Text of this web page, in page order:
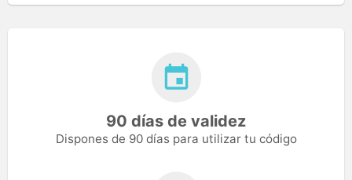
90 días de validez
Dispones de 90 días para utilizar tu código